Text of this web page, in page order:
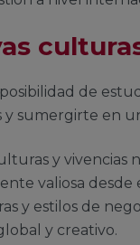
de
y sumergirte en
y vivencias
valiosa desde
y estilos de
y creativo.